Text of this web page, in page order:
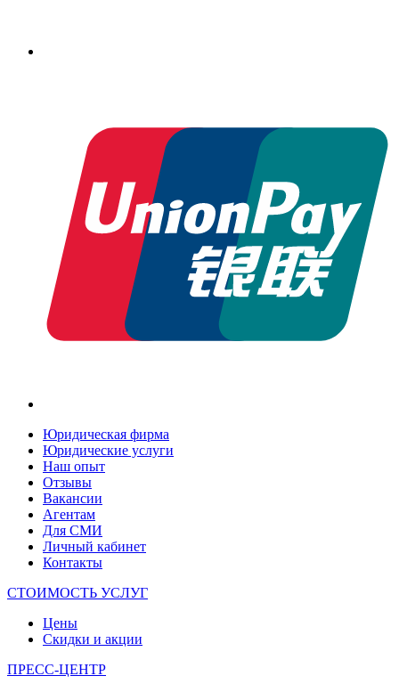
Юридическая фирма
Юридические услуги
Наш опыт
Отзывы
Вакансии
Агентам
Для СМИ
Личный кабинет
Контакты
СТОИМОСТЬ УСЛУГ
Цены
Скидки и акции
ПРЕСС-ЦЕНТР